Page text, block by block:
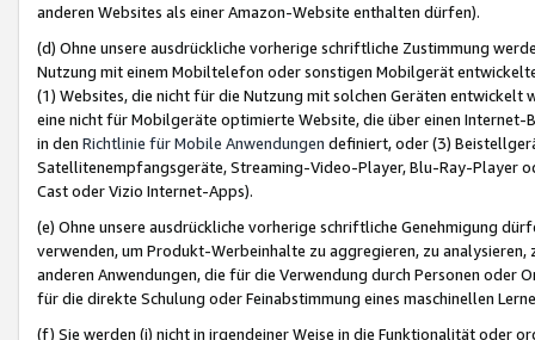
anderen Websites als einer Amazon-Website enthalten dürfen).
(d) Ohne unsere ausdrückliche vorherige schriftliche Zustimmung
Nutzung mit einem Mobiltelefon oder sonstigen Mobilgerät
(1) Websites, die nicht für die Nutzung mit solchen Geräten
eine nicht für Mobilgeräte optimierte Website, die über einen
in den Richtlinie für Mobile Anwendungen definiert, oder (3)
Satellitenempfangsgeräte, Streaming-Video-Player, Blu-Ray-Player
Cast oder Vizio Internet-Apps).
(e) Ohne unsere ausdrückliche vorherige schriftliche Genehmigung
verwenden, um Produkt-Werbeinhalte zu aggregieren, zu
anderen Anwendungen, die für die Verwendung durch Personen
für die direkte Schulung oder Feinabstimmung eines maschinellen
(f) Sie werden (i) nicht in irgendeiner Weise in die Funktionalität oder